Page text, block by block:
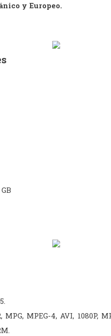
y Europeo.
MPG, MPEG-4, AVI, 1080P,